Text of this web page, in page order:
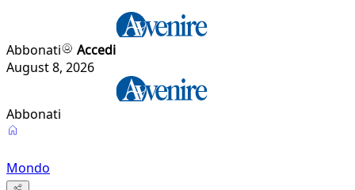
Abbonati
Accedi
August 8, 2026
Abbonati
Mondo